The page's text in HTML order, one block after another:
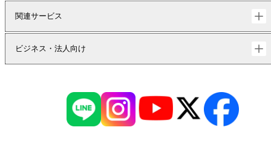
関連サービス
ビジネス・法人向け